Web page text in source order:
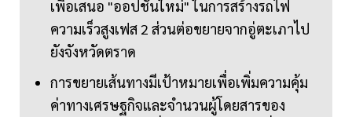
เพื่อเสนอ "ออปชั่นใหม่" ในการสร้างรถไฟ
ความเร็วสูงเฟส 2 ส่วนต่อขยายจากอู่ตะเภาไป
ยังจังหวัดตราด
การขยายเส้นทางมีเป้าหมายเพื่อเพิ่มความคุ้ม
ค่าทางเศรษฐกิจและจำนวนผู้โดยสารของ